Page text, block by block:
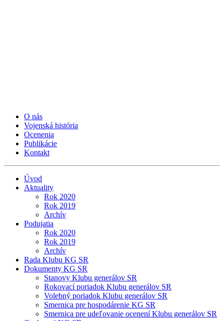
O nás
Vojenská história
Ocenenia
Publikácie
Kontakt
Úvod
Aktuality
Rok 2020
Rok 2019
Archív
Podujatia
Rok 2020
Rok 2019
Archív
Rada Klubu KG SR
Dokumenty KG SR
Stanovy Klubu generálov SR
Rokovací poriadok Klubu generálov SR
Volebný poriadok Klubu generálov SR
Smernica pre hospodárenie KG SR
Smernica pre udeľovanie ocenení Klubu generálov SR